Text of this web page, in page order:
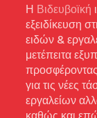
Η Βιδευβοϊκή
εξειδίκευση
ειδών &
μετέπειτα
για τις νέες
εργαλείων